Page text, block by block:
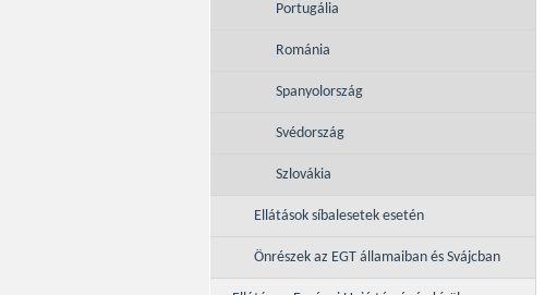
Portugália
Románia
Spanyolország
Svédország
Szlovákia
Ellátások síbalesetek esetén
Önrészek az EGT államaiban és Svájcban